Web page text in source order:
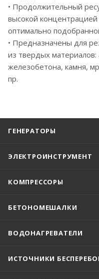
• Продолжительный
высокой
оптимально
• Предназначены для
из твердых
железобетона, камня,
пр.
ГЕНЕРАТОРЫ
ЭЛЕКТРОИНСТРУМЕНТ
КОМПРЕССОРЫ
БЕТОНОМЕШАЛКИ
ВОДОНАГРЕВАТЕЛИ
ИСТОЧНИКИ